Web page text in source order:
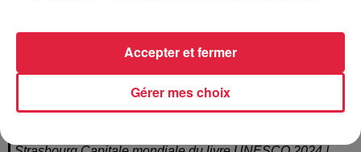
Publié : 19 avril 2024 à 6h00 - Modifié : 21 avril 2024 à
13h17 Sara Metzger
Gérer mes choix
Accepter et fermer